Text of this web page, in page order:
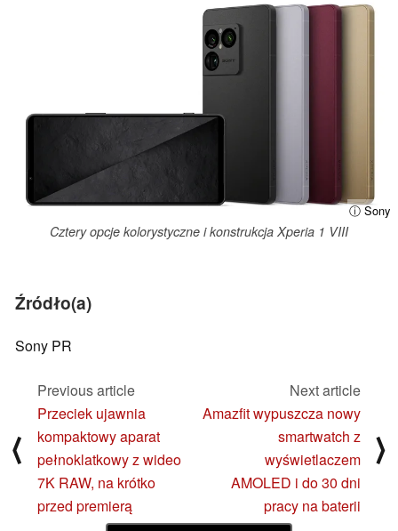
ⓘ Sony
Cztery opcje kolorystyczne i konstrukcja Xperia 1 VIII
Źródło(a)
Sony PR
⟨
Previous article
Przeciek ujawnia
kompaktowy aparat
pełnoklatkowy z wideo
7K RAW, na krótko
przed premierą
Next article
Amazfit wypuszcza nowy
smartwatch z
wyświetlaczem
AMOLED i do 30 dni
pracy na baterii
⟩